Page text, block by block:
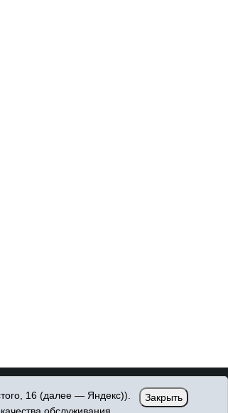
16 (далее — Яндекс)).
Закрыть